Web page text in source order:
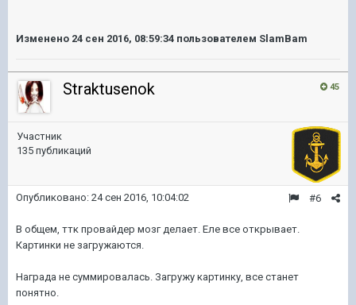
Изменено 24 сен 2016, 08:59:34 пользователем SlamBam
45
Straktusenok
Участник
135 публикаций
#6
Опубликовано: 24 сен 2016, 10:04:02
В общем, ттк провайдер мозг делает. Еле все открывает.
Картинки не загружаются.
Награда не суммировалась. Загружу картинку, все станет
понятно.